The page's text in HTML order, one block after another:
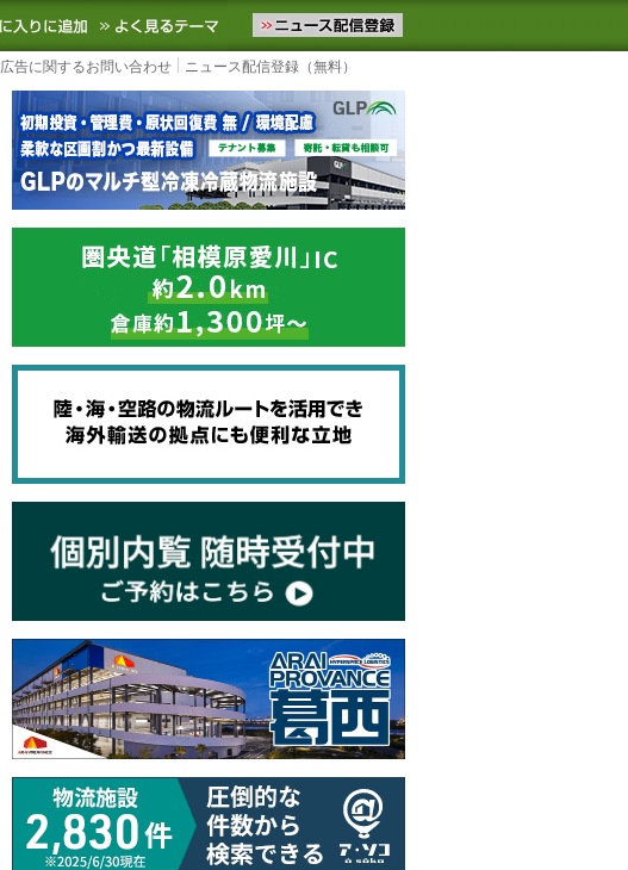
の物流ニュースをお届けします。物流ニュースメール配信を登録す
お気に入りに追加 よく見るテーマ
広告に関するお問い合わせ ニュース配信登録（無料）